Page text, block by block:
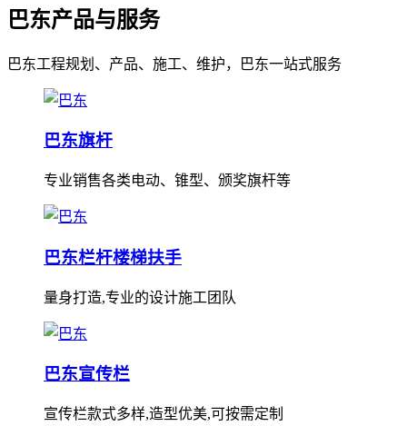
巴东产品与服务
巴东工程规划、产品、施工、维护，巴东一站式服务
巴东旗杆
专业销售各类电动、锥型、颁奖旗杆等
巴东栏杆楼梯扶手
量身打造,专业的设计施工团队
巴东宣传栏
宣传栏款式多样,造型优美,可按需定制